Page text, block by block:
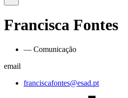
Francisca Fontes
— Comunicação
email
franciscafontes@esad.pt